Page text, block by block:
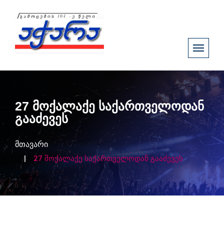
27 მოქალაქე საქართველოდან
გააძევეს
მთავარი
27 მოქალაქე საქართველოდან გააძევეს